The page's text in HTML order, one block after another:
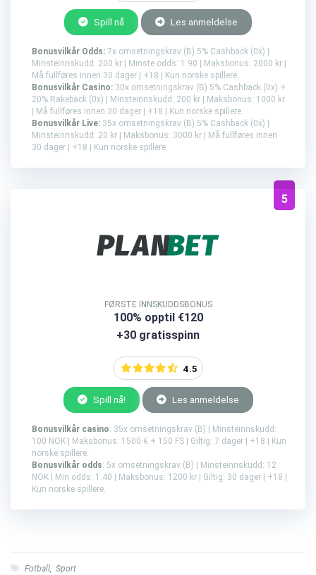
Spill nå Les anmeldelse
Bonusvilkår Odds: 7x omsetningskrav (B) 5% Cashback (0x) |
Minsteinnskudd: 200 kr | Minste odds: 1.90 | Maksbonus: 2000 kr |
Må fullføres innen 30 dager | +18 | Kun norske spillere.
Bonusvilkår Casino: 30x omsetningskrav (B) 5% Cashback (0x) +
20% Rakeback (0x) | Minsteinnskudd: 200 kr | Maksbonus: 1000 kr
| Må fullføres innen 30 dager | +18 | Kun norske spillere.
Bonusvilkår Live: 35x omsetningskrav (B) 5% Cashback (0x) |
Minsteinnskudd: 20 kr | Maksbonus: 3000 kr | Må fullføres innen
30 dager | +18 | Kun norske spillere.
5
FØRSTE INNSKUDDSBONUS
100% opptil €120
+30 gratisspinn
4.5
Spill nå! Les anmeldelse
Bonusvilkår casino: 35x omsetningskrav (B) | Minsteinnskudd:
100 NOK | Maksbonus: 1500 € + 150 FS | Giltig: 7 dager | +18 | Kun
norske spillere.
Bonusvilkår odds: 5x omsetningskrav (B) | Minsteinnskudd: 12
NOK | Min odds: 1.40 | Maksbonus: 1200 kr | Giltig: 30 dager | +18 |
Kun norske spillere.
Fotball, Sport